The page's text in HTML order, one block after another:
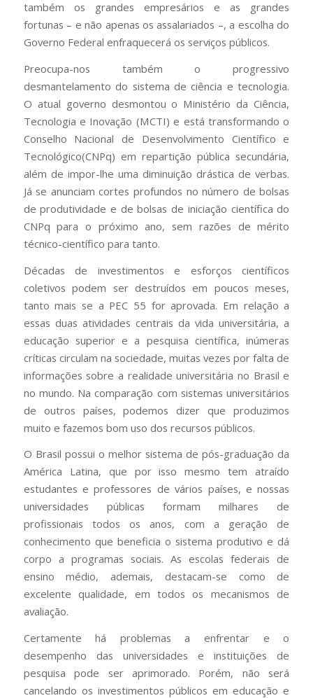
também os grandes empresários e as grandes
fortunas – e não apenas os assalariados –, a escolha do
Governo Federal enfraquecerá os serviços públicos.
Preocupa-nos também o progressivo
desmantelamento do sistema de ciência e tecnologia.
O atual governo desmontou o Ministério da Ciência,
Tecnologia e Inovação (MCTI) e está transformando o
Conselho Nacional de Desenvolvimento Científico e
Tecnológico(CNPq) em repartição pública secundária,
além de impor-lhe uma diminuição drástica de verbas.
Já se anunciam cortes profundos no número de bolsas
de produtividade e de bolsas de iniciação científica do
CNPq para o próximo ano, sem razões de mérito
técnico-científico para tanto.
Décadas de investimentos e esforços científicos
coletivos podem ser destruídos em poucos meses,
tanto mais se a PEC 55 for aprovada. Em relação a
essas duas atividades centrais da vida universitária, a
educação superior e a pesquisa científica, inúmeras
críticas circulam na sociedade, muitas vezes por falta de
informações sobre a realidade universitária no Brasil e
no mundo. Na comparação com sistemas universitários
de outros países, podemos dizer que produzimos
muito e fazemos bom uso dos recursos públicos.
O Brasil possui o melhor sistema de pós-graduação da
América Latina, que por isso mesmo tem atraído
estudantes e professores de vários países, e nossas
universidades públicas formam milhares de
profissionais todos os anos, com a geração de
conhecimento que beneficia o sistema produtivo e dá
corpo a programas sociais. As escolas federais de
ensino médio, ademais, destacam-se como de
excelente qualidade, em todos os mecanismos de
avaliação.
Certamente há problemas a enfrentar e o
desempenho das universidades e instituições de
pesquisa pode ser aprimorado. Porém, não será
cancelando os investimentos públicos em educação e